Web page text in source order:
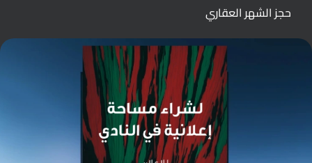
حجز الشهر العقاري